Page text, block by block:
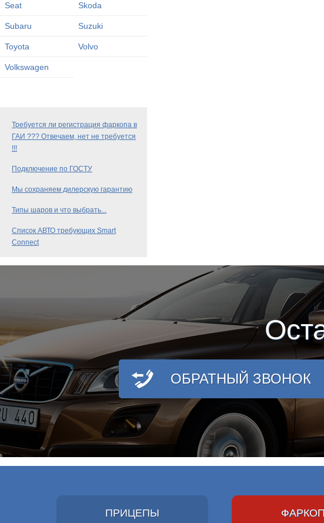
Seat Skoda
Subaru Suzuki
Toyota Volvo
Volkswagen
Требуется ли регистрация фаркопа в
ГАИ ??? Отвечаем, нет не требуется
!!!
Подключение по ГОСТУ
Мы сохраняем дилерскую гарантию
Типы шаров и что выбрать...
Список АВТО требующих Smart
Connect
ОБРАТНЫЙ ЗВОНОК
ПРИЦЕПЫ